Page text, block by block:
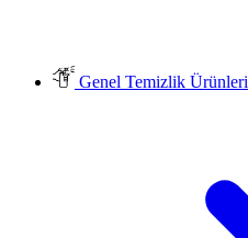
Genel Temizlik Ürünleri